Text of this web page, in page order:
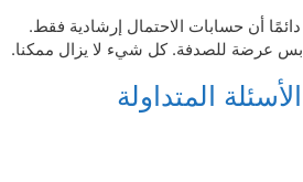
أن حسابات الاحتمال إرشادية فقط.
عرضة للصدفة. كل شيء لا يزال ممكنا.